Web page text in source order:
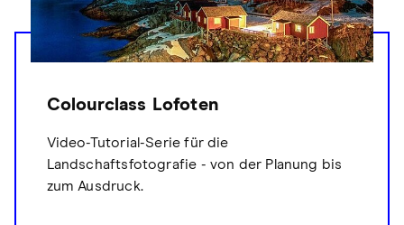
Colourclass Lofoten
Video-Tutorial-Serie für die
Landschaftsfotografie - von der Planung bis
zum Ausdruck.